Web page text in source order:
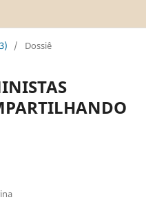
/ Dossiê